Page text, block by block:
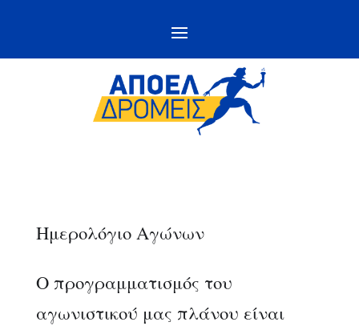
Ημερολόγιο Αγώνων
Ο προγραμματισμός του
αγωνιστικού μας πλάνου είναι